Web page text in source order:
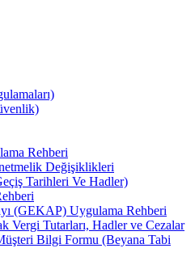
Rehberi
Değişiklikleri
Tarihleri Ve Hadler)
(GEKAP) Uygulama Rehberi
Vergi Tutarları, Hadler ve Cezalar
Bilgi Formu (Beyana Tabi